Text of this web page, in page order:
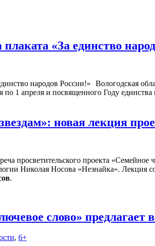
«За единство
Вологодская
по 1 апреля и посвященного Году
новая лекция
просветительского проекта
Николая Носова «Незнайка». Лекция
.
слово» предлагает
, 6+